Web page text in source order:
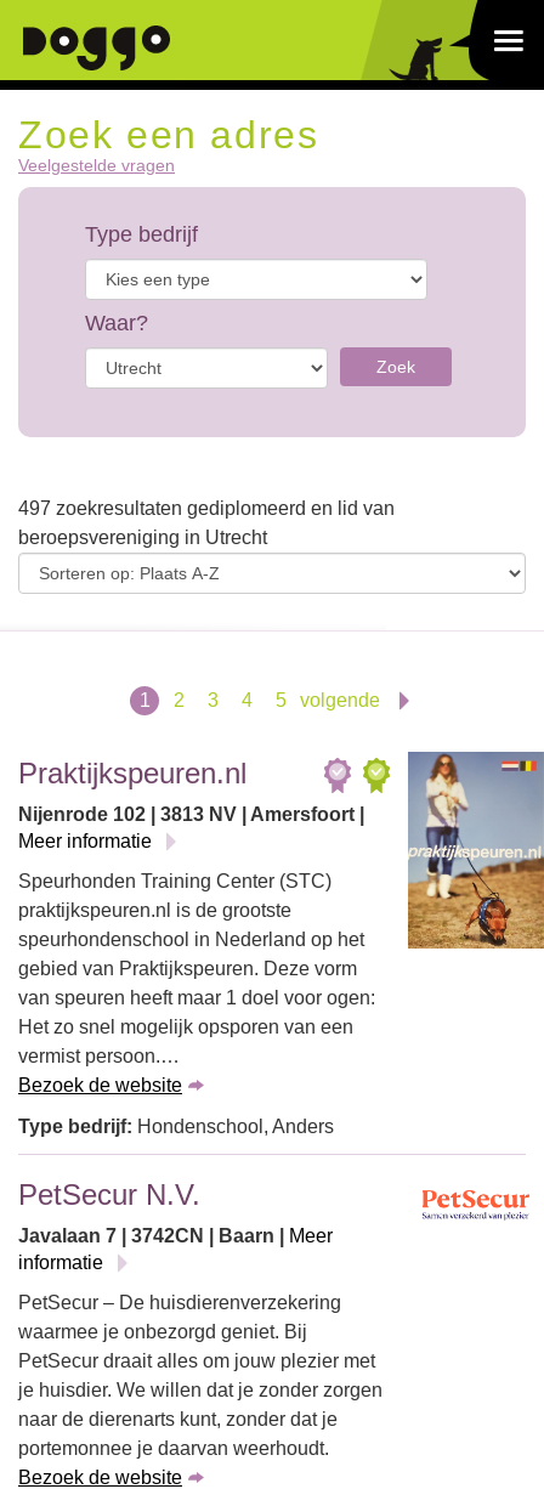
Zoek een adres
Veelgestelde vragen
Type bedrijf
Waar?
Zoek
497 zoekresultaten gediplomeerd en lid van
beroepsvereniging in Utrecht
1 2 3 4 5 volgende
Praktijkspeuren.nl
Nijenrode 102 | 3813 NV | Amersfoort |
Meer informatie
Speurhonden Training Center (STC)
praktijkspeuren.nl is de grootste
speurhondenschool in Nederland op het
gebied van Praktijkspeuren. Deze vorm
van speuren heeft maar 1 doel voor ogen:
Het zo snel mogelijk opsporen van een
vermist persoon.…
Bezoek de website
Type bedrijf: Hondenschool, Anders
PetSecur N.V.
Javalaan 7 | 3742CN | Baarn |
Meer
informatie
PetSecur – De huisdierenverzekering
waarmee je onbezorgd geniet. Bij
PetSecur draait alles om jouw plezier met
je huisdier. We willen dat je zonder zorgen
naar de dierenarts kunt, zonder dat je
portemonnee je daarvan weerhoudt.
Bezoek de website